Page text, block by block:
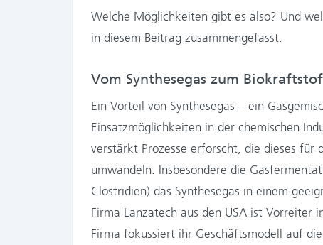
Welche Möglichkeiten gibt es also? Und
in diesem Beitrag zusammengefasst.
Vom Synthesegas zum
Ein Vorteil von Synthesegas – ein
Einsatzmöglichkeiten in der chemischen
verstärkt Prozesse erforscht, die dieses
umwandeln. Insbesondere die
Clostridien) das Synthesegas in einem
Firma Lanzatech aus den USA ist Vorreiter
Firma fokussiert ihr Geschäftsmodell auf